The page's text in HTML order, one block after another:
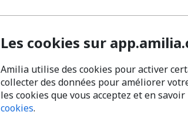
Les cookies sur
Amilia utilise des cookies pour activer
collecter des données pour améliorer
les cookies que vous acceptez et en
cookies.